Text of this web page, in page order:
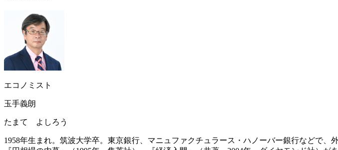
エコノミスト
玉手義朗
たまて よしろう
1958年生まれ。筑波大学卒。東京銀行、マニュファクチュラース・ハノーバー銀行などで